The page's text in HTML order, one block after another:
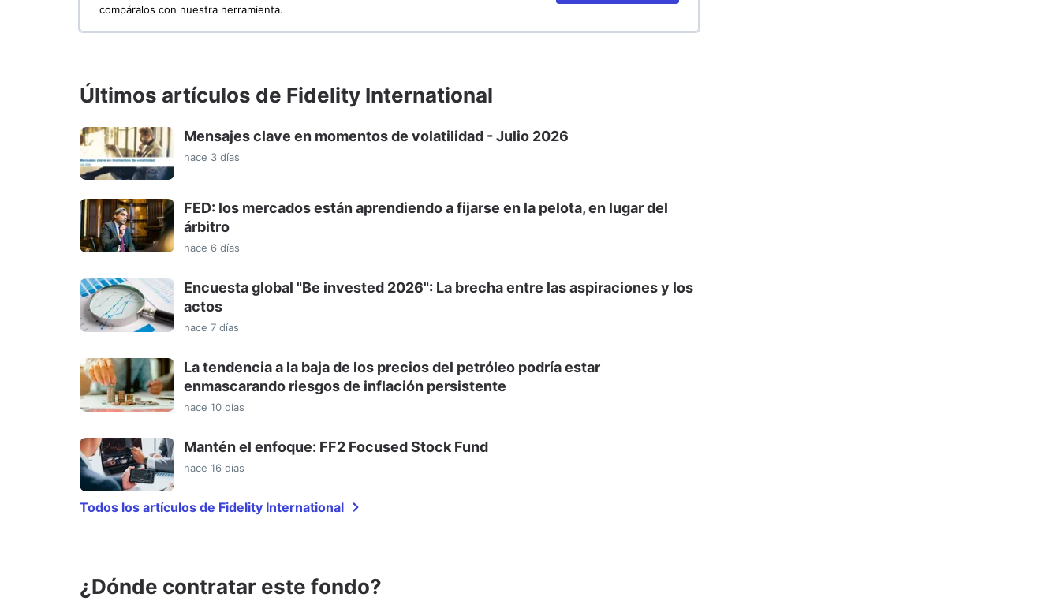
compáralos con nuestra herramienta.
Últimos artículos de Fidelity International
Mensajes clave en momentos de volatilidad - Julio 2026
hace 3 días
FED: los mercados están aprendiendo a fijarse en la pelota, en lugar del
árbitro
hace 6 días
Encuesta global "Be invested 2026": La brecha entre las aspiraciones y los
actos
hace 7 días
La tendencia a la baja de los precios del petróleo podría estar
enmascarando riesgos de inflación persistente
hace 10 días
Mantén el enfoque: FF2 Focused Stock Fund
hace 16 días
Todos los artículos de Fidelity International
¿Dónde contratar este fondo?